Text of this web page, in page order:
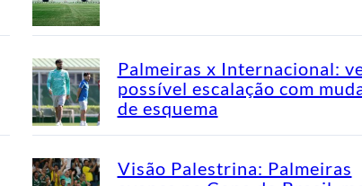
Palmeiras x Internacional:
possível escalação com
de esquema
Visão Palestrina: Palmeiras